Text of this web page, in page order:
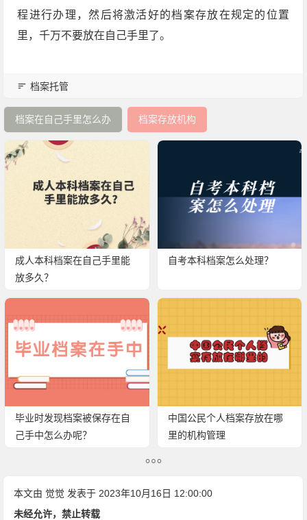
程进行办理，然后将激活好的档案存放在规定的位置
里，千万不要放在自己手里了。
档案托管
档案在自己手里怎么办 档案存放机构
成人本科档案在自己手里能
放多久？
自考本科档案怎么处理？
毕业时发现档案被保存在自
己手中怎么办呢？
中国公民个人档案存放在哪
里的机构管理
本文由 觉觉 发表于 2023年10月16日 12:00:00
未经允许，禁止转载